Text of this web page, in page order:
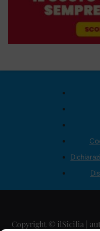
Copyright © ilSicilia |